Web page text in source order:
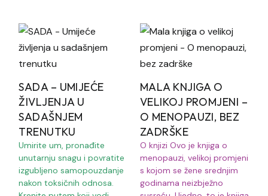
SADA – UMIJEĆE
ŽIVLJENJA U
SADAŠNJEM
TRENUTKU
Umirite um, pronađite
unutarnju snagu i povratite
izgubljeno samopouzdanje
nakon toksičnih odnosa.
MALA KNJIGA O
VELIKOJ PROMJENI –
O MENOPAUZI, BEZ
ZADRŠKE
O knjizi Ovo je knjiga o
menopauzi, velikoj promjeni
s kojom se žene srednjim
godinama neizbježno